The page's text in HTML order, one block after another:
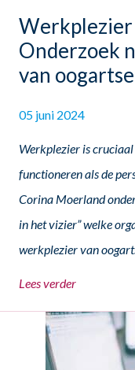
Onderzoek
van
05 juni 2024
Werkplezier is
functioneren als de
Corina Moerland
in het vizier” welke
werkplezier van
Lees verder